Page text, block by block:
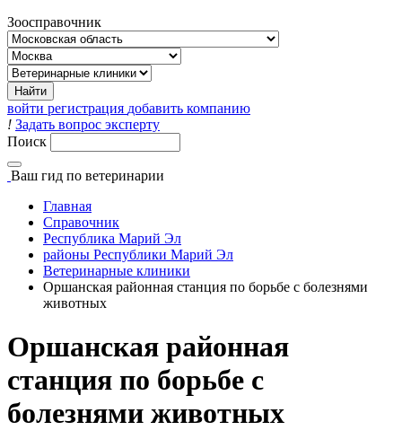
Зоосправочник
войти регистрация добавить компанию
! Задать вопрос эксперту
Поиск
Ваш гид по ветеринарии
Главная
Справочник
Республика Марий Эл
районы Республики Марий Эл
Ветеринарные клиники
Оршанская районная станция по борьбе с болезнями
животных
Оршанская районная
станция по борьбе с
болезнями животных